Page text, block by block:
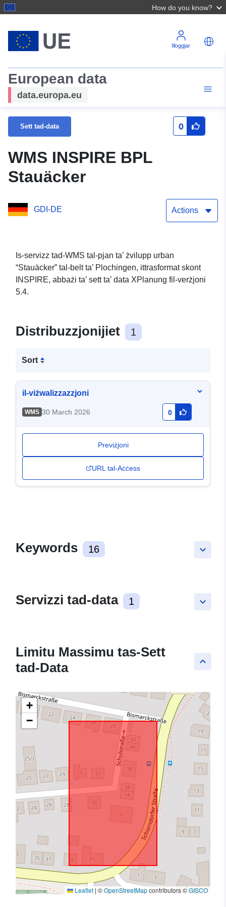
How do you know?
Illoggjar
European data
data.europa.eu
Sett tad-data 0
WMS INSPIRE BPL
Stauäcker
GDI-DE Actions
Is-servizz tad-WMS tal-pjan ta’ żvilupp urban
“Stauäcker” tal-belt ta’ Plochingen, ittrasformat skont
INSPIRE, abbażi ta’ sett ta’ data XPlanung fil-verżjoni
5.4.
Distribuzzjonijiet 1
Sort
il-viżwalizzazzjoni
WMS 30 March 2026 0
Previżjoni
URL tal-Aċċess
keyboard_arrow_down
Keywords 16
keyboard_arrow_down
Servizzi tad-data 1
keyboard_arrow_up
Limitu Massimu tas-Sett
tad-Data
+
−
Leaflet | ©OpenStreetMapcontributors ©GISCO